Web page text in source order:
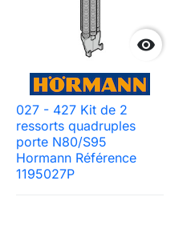

027 - 427 Kit de 2
ressorts quadruples
porte N80/S95
Hormann Référence
1195027P